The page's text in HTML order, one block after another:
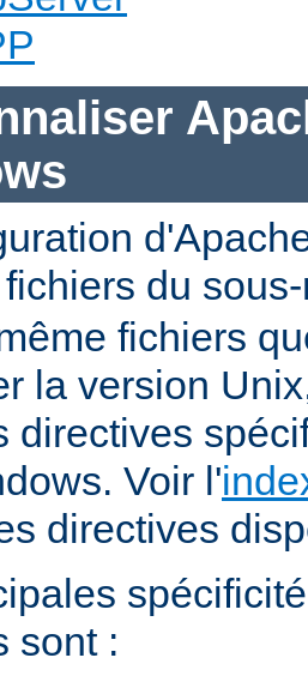
du
fichiers
la version
directives
Voir l'
directives
sont :